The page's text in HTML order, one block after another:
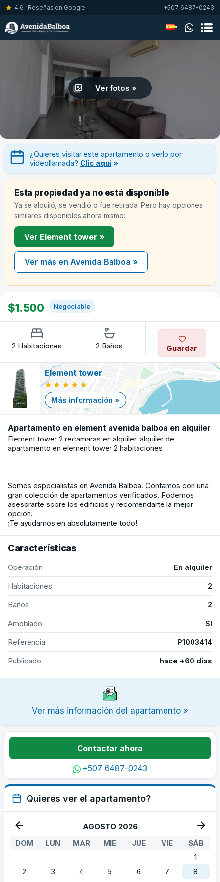
4.6 · Reseñas en Google +507 6487-0243
▾
Ver fotos »
¿Quieres visitar este apartamento o verlo por
videollamada? Clic aquí »
Esta propiedad ya no está disponible
Ya se alquiló, se vendió o fue retirada. Pero hay opciones
similares disponibles ahora mismo:
Ver Element tower »
Ver más en Avenida Balboa »
$1.500 Negociable
2 Habitaciones 2 Baños Guardar
Element tower
Más información »
Apartamento en element avenida balboa en alquiler
Element tower 2 recamaras en alquiler. alquiler de
apartamento en element tower 2 habitaciones
Somos especialistas en Avenida Balboa. Contamos con una
gran colección de apartamentos verificados. Podemos
asesorarte sobre los edificios y recomendarte la mejor
opción.
¡Te ayudamos en absolutamente todo!
Características
Operación
En alquiler
Habitaciones
2
Baños
2
Amoblado
Sí
Referencia
P1003414
Publicado
hace +60 dias
Ver más información del apartamento »
Contactar ahora
+507 6487-0243
Quieres ver el apartamento?
AGOSTO 2026
DOM
LUN MAR MIE JUE VIE
SÁB
1
2
3 4 5 6 7
8